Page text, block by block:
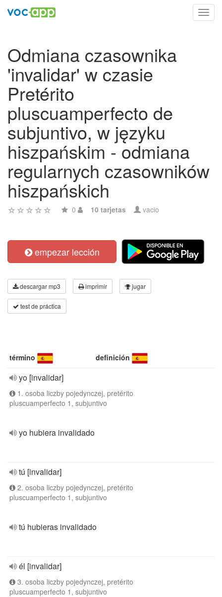
Odmiana czasownika
'invalidar' w czasie
Pretérito
pluscuamperfecto de
subjuntivo, w języku
hiszpańskim - odmiana
regularnych czasowników
hiszpańskich
0 10 tarjetas vacio
empezar lección
descargar mp3 imprimir jugar
test de práctica
término definición
yo [invalidar]
1. osoba liczby pojedynczej, pretérito
pluscuamperfecto 1, subjuntivo
yo hubiera invalidado
tú [invalidar]
2. osoba liczby pojedynczej, pretérito
pluscuamperfecto 1, subjuntivo
tú hubieras invalidado
él [invalidar]
3. osoba liczby pojedynczej, pretérito
pluscuamperfecto 1, subjuntivo